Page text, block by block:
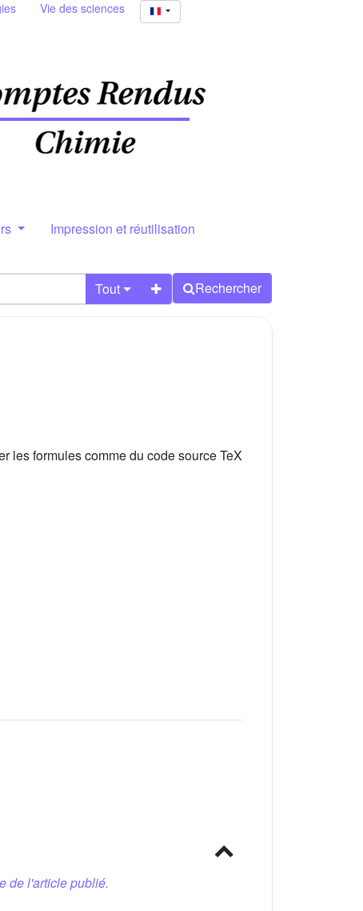
Vie des sciences
Impression et réutilisation
Tout Rechercher
les formules comme du code source TeX
de l'article publié.